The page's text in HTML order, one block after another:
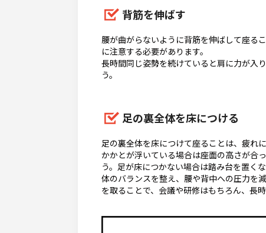
背筋を伸ばす
腰が曲がらないように背筋を伸ばして座る
に注意する必要があります。
長時間同じ姿勢を続けていると肩に力が入
う。
足の裏全体を床につける
足の裏全体を床につけて座ることは、疲れ
かかとが浮いている場合は座面の高さが合
う。足が床につかない場合は踏み台を置く
体のバランスを整え、腰や背中への圧力を
を取ることで、会議や研修はもちろん、長